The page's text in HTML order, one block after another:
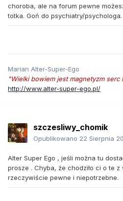
choroba, ale na forum pewne
totka. Goń do psychiatry/psychologa.
Marian Alter-Super-Ego
"Wielki bowiem jest magnetyzm
http://www.alter-super-ego.pl/
szczesliwy_chomik
Opublikowano 22 Sierpnia
Alter Super Ego , jeśli można tu
prosze . Chyba, że chodziło ci o te
rzeczywiście pewne i niepotrzebne.